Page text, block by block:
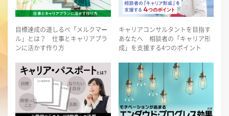
目標達成の道しるべ「メルクマー
ル」とは？ 仕事とキャリアプラ
ンに活かす作り方
キャリアコンサルタントを目指す
あなたへ 相談者の「キャリア形
成」を支援する4つのポイント